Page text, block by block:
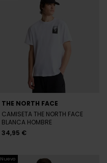
THE NORTH FACE
CAMISETA THE NORTH FACE
BLANCA HOMBRE
34,95 €
Nuevo